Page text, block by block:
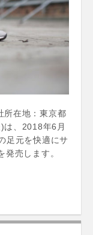
所在地：東京都
は、2018年6月
足元を快適にサ
売します。